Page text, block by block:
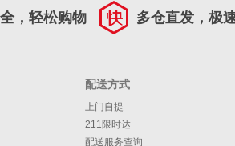
，轻松购物 多仓直发，极
配送方式
上门自提
211限时达
配送服务查询